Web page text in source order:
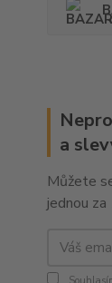
a
Můžete
jednou za